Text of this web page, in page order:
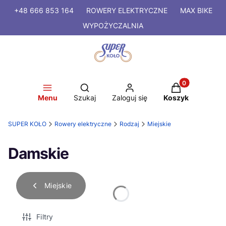
+48 666 853 164 ROWERYELEKTRYCZNE
MAX BIKE
WYPOŻYCZALNIA
Menu
Otwórz wyszukiwarkę
Szukaj Zaloguj się
Produkty w
Koszyk
SUPER KOŁO Rowery elektryczne Rodzaj Miejskie
Damskie
Miejskie
Filtry